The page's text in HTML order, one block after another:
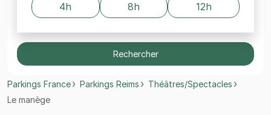
4h 8h 12h
Rechercher
Parkings France Parkings Reims
Théâtres/Spectacles
Le manège